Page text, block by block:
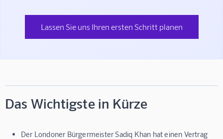
Lassen Sie uns Ihren ersten Schritt planen
Das Wichtigste in Kürze
Der Londoner Bürgermeister Sadiq Khan hat einen Vertrag